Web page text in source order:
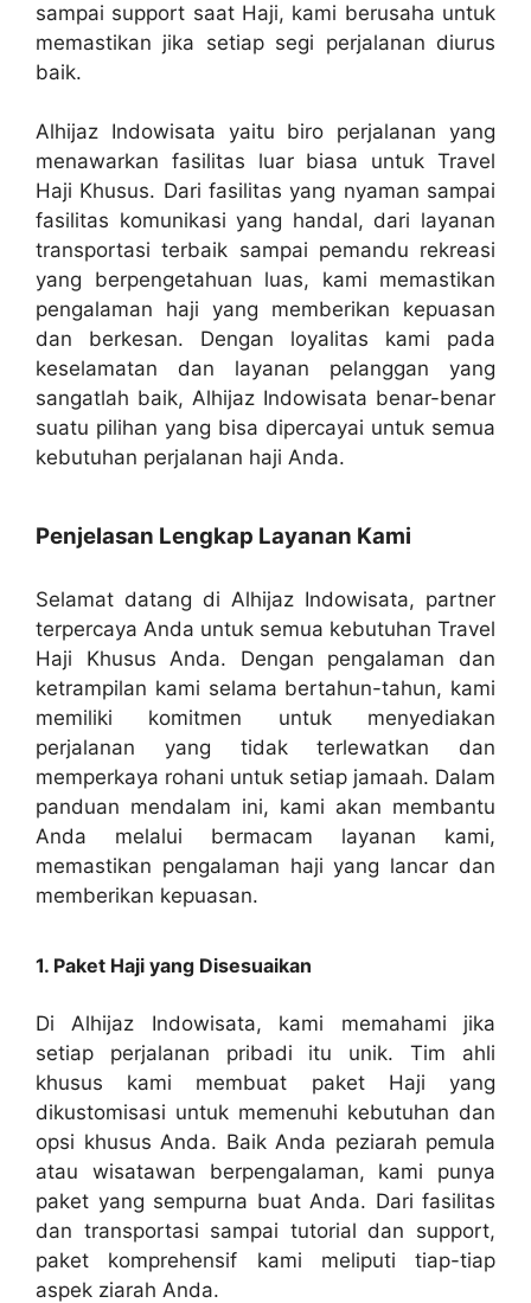
sampai support saat Haji, kami berusaha untuk
memastikan jika setiap segi perjalanan diurus
baik.
Alhijaz Indowisata yaitu biro perjalanan yang
menawarkan fasilitas luar biasa untuk Travel
Haji Khusus. Dari fasilitas yang nyaman sampai
fasilitas komunikasi yang handal, dari layanan
transportasi terbaik sampai pemandu rekreasi
yang berpengetahuan luas, kami memastikan
pengalaman haji yang memberikan kepuasan
dan berkesan. Dengan loyalitas kami pada
keselamatan dan layanan pelanggan yang
sangatlah baik, Alhijaz Indowisata benar-benar
suatu pilihan yang bisa dipercayai untuk semua
kebutuhan perjalanan haji Anda.
Penjelasan Lengkap Layanan Kami
Selamat datang di Alhijaz Indowisata, partner
terpercaya Anda untuk semua kebutuhan Travel
Haji Khusus Anda. Dengan pengalaman dan
ketrampilan kami selama bertahun-tahun, kami
memiliki komitmen untuk menyediakan
perjalanan yang tidak terlewatkan dan
memperkaya rohani untuk setiap jamaah. Dalam
panduan mendalam ini, kami akan membantu
Anda melalui bermacam layanan kami,
memastikan pengalaman haji yang lancar dan
memberikan kepuasan.
1. Paket Haji yang Disesuaikan
Di Alhijaz Indowisata, kami memahami jika
setiap perjalanan pribadi itu unik. Tim ahli
khusus kami membuat paket Haji yang
dikustomisasi untuk memenuhi kebutuhan dan
opsi khusus Anda. Baik Anda peziarah pemula
atau wisatawan berpengalaman, kami punya
paket yang sempurna buat Anda. Dari fasilitas
dan transportasi sampai tutorial dan support,
paket komprehensif kami meliputi tiap-tiap
aspek ziarah Anda.